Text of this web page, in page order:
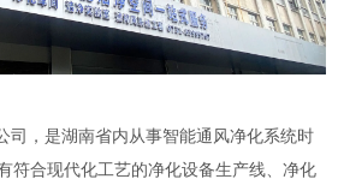
司，是湖南省内从事智能通风净化系统时
符合现代化工艺的净化设备生产线、净化